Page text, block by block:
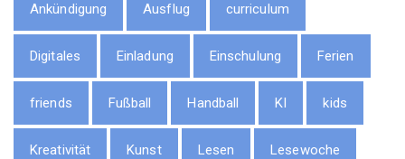
Ankündigung Ausflug curriculum
Digitales Einladung Einschulung Ferien
friends Fußball Handball KI kids
Kreativität Kunst Lesen Lesewoche